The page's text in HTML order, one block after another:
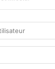
clients.
pas
naturel
de